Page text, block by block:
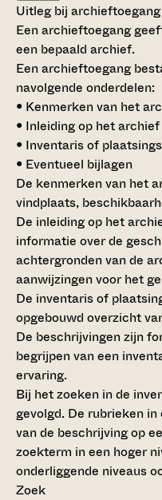
Uitleg bij archieftoegang
Een archieftoegang
een bepaald archief.
Een archieftoegang
navolgende onderdelen:
• Kenmerken van het
• Inleiding op het archief
• Inventaris of
• Eventueel bijlagen
De kenmerken van het
vindplaats,
De inleiding op het
informatie over de
achtergronden van de
aanwijzingen voor het
De inventaris of
opgebouwd overzicht
De beschrijvingen zijn
begrijpen van een
ervaring.
Bij het zoeken in de
gevolgd. De rubrieken
van de beschrijving op
zoekterm in een hoger
onderliggende niveaus
Zoek